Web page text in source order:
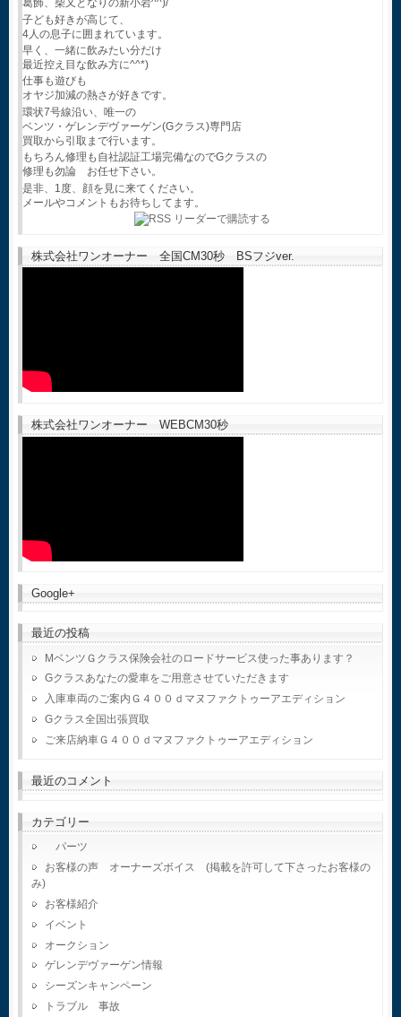
葛飾、柴又となりの新小岩^^)/
子ども好きが高じて、
4人の息子に囲まれています。
早く、一緒に飲みたい分だけ
最近控え目な飲み方に^^*)
仕事も遊びも
オヤジ加減の熱さが好きです。
環状7号線沿い、唯一の
ベンツ・ゲレンデヴァーゲン(Gクラス)専門店
買取から引取まで行います。
もちろん修理も自社認証工場完備なのでGクラスの
修理も勿論 お任せ下さい。
是非、1度、顔を見に来てください。
メールやコメントもお待ちしてます。
株式会社ワンオーナー 全国CM30秒 BSフジver.
株式会社ワンオーナー WEBCM30秒
Google+
最近の投稿
MベンツＧクラス保険会社のロードサービス使った事あります？
Gクラスあなたの愛車をご用意させていただきます
入庫車両のご案内Ｇ４００ｄマヌファクトゥーアエディション
Gクラス全国出張買取
ご来店納車Ｇ４００ｄマヌファクトゥーアエディション
最近のコメント
カテゴリー
パーツ
お客様の声 オーナーズボイス (掲載を許可して下さったお客様の
み)
お客様紹介
イベント
オークション
ゲレンデヴァーゲン情報
シーズンキャンペーン
トラブル 事故